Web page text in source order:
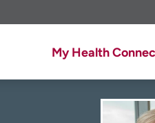
My Health